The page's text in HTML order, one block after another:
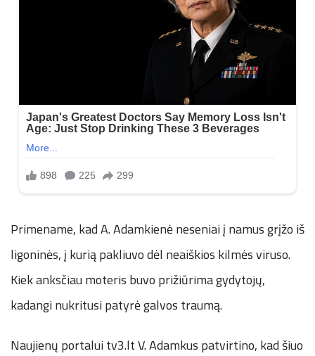
Primename, kad A. Adamkienė neseniai į namus grįžo iš
ligoninės, į kurią pakliuvo dėl neaiškios kilmės viruso.
Kiek anksčiau moteris buvo prižiūrima gydytojų,
kadangi nukritusi patyrė galvos traumą.
Naujienų portalui tv3.lt V. Adamkus patvirtino, kad šiuo